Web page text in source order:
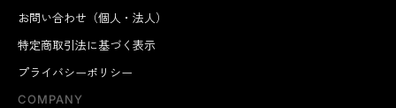
お問い合わせ（個人・法人）
特定商取引法に基づく表示
プライバシーポリシー
COMPANY